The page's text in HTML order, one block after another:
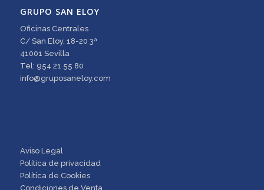
GRUPO SAN ELOY
Oficinas Centrales
C/ San Eloy, 18-20 3ª
41001 Sevilla
Tel: 954 21 55 80
info@gruposaneloy.com
Aviso Legal
Política de privacidad
Política de Cookies
Condiciones de Venta